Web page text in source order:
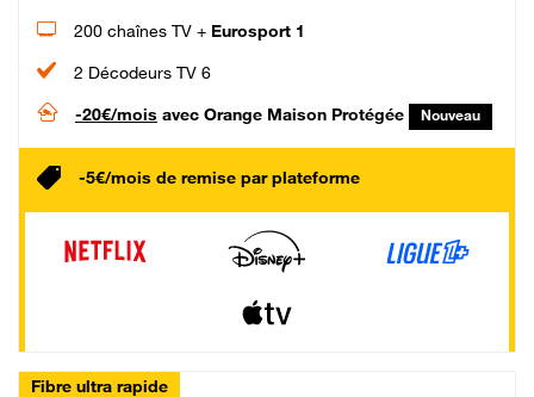
200 chaînes TV + Eurosport 1
2 Décodeurs TV 6
-20€/mois avec Orange Maison Protégée Nouveau
-5€/mois de remise par plateforme
Fibre ultra rapide